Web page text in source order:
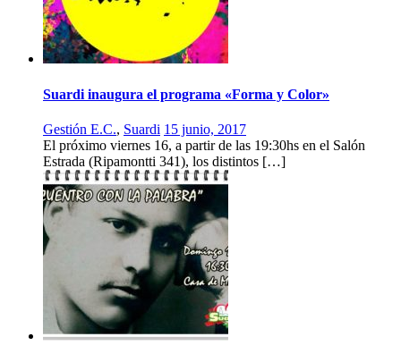
Suardi inaugura el programa «Forma y Color»
Gestión E.C., Suardi 15 junio, 2017
El próximo viernes 16, a partir de las 19:30hs en el Salón
Estrada (Ripamontti 341), los distintos […]